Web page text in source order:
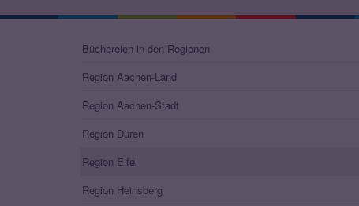
Büchereien in den Regionen
Region Aachen-Land
Region Aachen-Stadt
Region Düren
Region Eifel
Region Heinsberg